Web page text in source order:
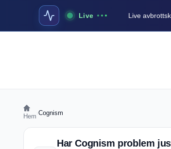
Live Live
Hem Cognism
Har Cognism problem